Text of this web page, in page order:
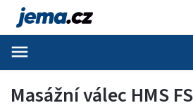
Masážní válec HMS